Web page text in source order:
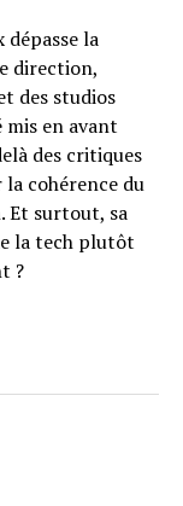
la
direction,
des studios
mis en avant
des critiques
cohérence du
Et surtout, sa
la tech plutôt
?